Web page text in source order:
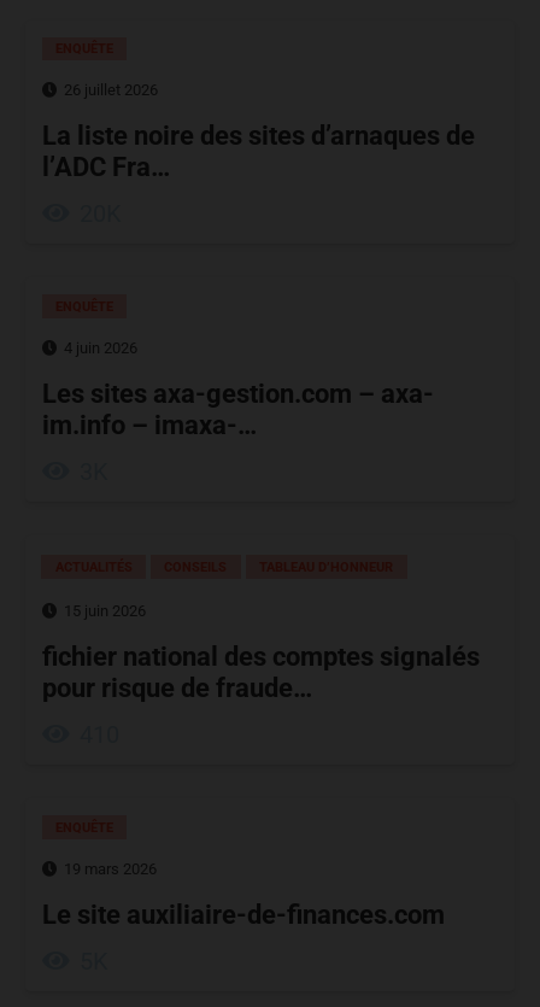
26 juillet 2026
La liste noire des sites d’arnaques de
l’ADC Fra…
4 juin 2026
Les sites axa-gestion.com – axa-
im.info – imaxa-…
15 juin 2026
fichier national des comptes signalés
pour risque de fraude…
19 mars 2026
Le site auxiliaire-de-finances.com